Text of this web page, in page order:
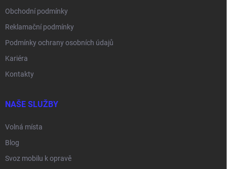
Obchodní podmínky
Reklamační podmínky
Podmínky ochrany osobních údajů
Kariéra
Kontakty
NAŠE SLUŽBY
Volná místa
Blog
Svoz mobilu k opravě